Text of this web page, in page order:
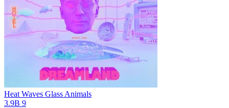
Heat Waves Glass Animals
3.9B 9